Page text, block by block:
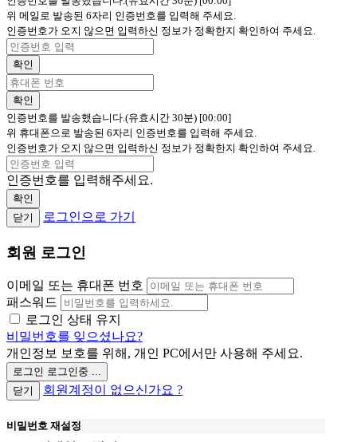
위 메일로 발송된 6자리 인증번호를 입력해 주세요.
인증번호가 오지 않으면 입력하신 정보가 정확한지 확인하여 주세요.
확인
확인
인증번호를 발송했습니다.(유효시간 30분) [00:00]
위 휴대폰으로 발송된 6자리 인증번호를 입력해 주세요.
인증번호가 오지 않으면 입력하신 정보가 정확한지 확인하여 주세요.
인증번호를 입력해주세요.
확인
닫기
로그인으로 가기
회원 로그인
이메일 또는 휴대폰 번호
패스워드
로그인 상태 유지
비밀번호를 잊으셨나요?
개인정보 보호를 위해, 개인 PC에서만 사용해 주세요.
로그인 로그인중 ...
닫기
회원계정이 없으신가요 ?
비밀번호 재설정